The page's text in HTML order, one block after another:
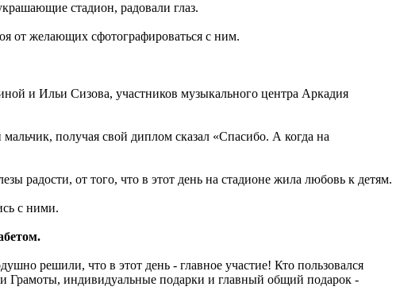
стадион, радовали глаз.
от желающих сфотографироваться с ним.
и Ильи Сизова, участников музыкального центра Аркадия
получая свой диплом сказал «Спасибо. А когда на
радости, от того, что в этот день на стадионе жила любовь к детям.
с ними.
решили, что в этот день - главное участие! Кто пользовался
Грамоты, индивидуальные подарки и главный общий подарок -